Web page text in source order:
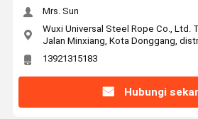
Mrs. Sun
Wuxi Universal Steel Rope Co., Ltd.
Jalan Minxiang, Kota Donggang,
13921315183
Hubungi